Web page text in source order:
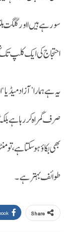
سو رہے ہیں ااور گلگت
احتجاج کی ایک کلپ تک
یہ ہے ہمارا ’آزاد
صرف گمراہ کر رہا ہے
بھی بکاؤ ہو سکتا ہے،
طوائف بہتر ہے۔
Share